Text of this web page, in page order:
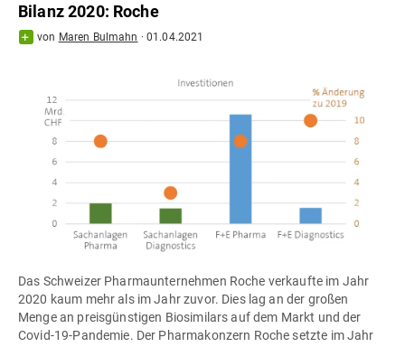
Bilanz 2020: Roche
von Maren Bulmahn ·01.04.2021
Das Schweizer Pharmaunternehmen Roche verkaufte im Jahr
2020 kaum mehr als im Jahr zuvor. Dies lag an der großen
Menge an preisgünstigen Biosimilars auf dem Markt und der
Covid-19-Pandemie. Der Pharmakonzern Roche setzte im Jahr